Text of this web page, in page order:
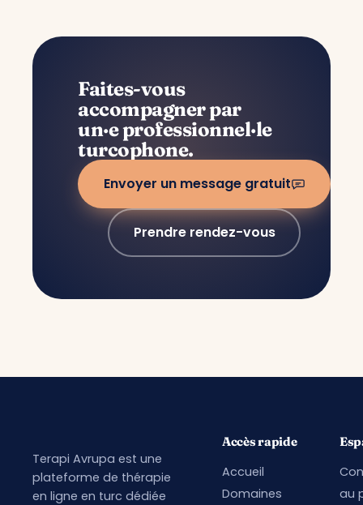
Faites-vous
accompagner par
un·e professionnel·le
turcophone.
Envoyer un message gratuit
Prendre rendez-vous
Terapi Avrupa est une
plateforme de thérapie
en ligne en turc dédiée
Accès rapide
Accueil
Domaines
au